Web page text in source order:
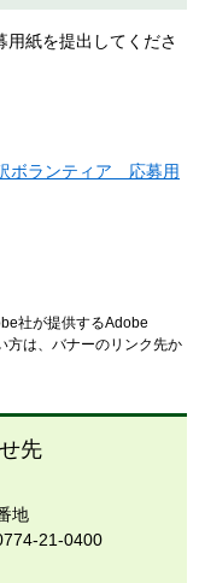
紙を提出してくださ
ボランティア 応募用
社が提供するAdobe
方は、バナーのリンク先か
先
地
21-0400